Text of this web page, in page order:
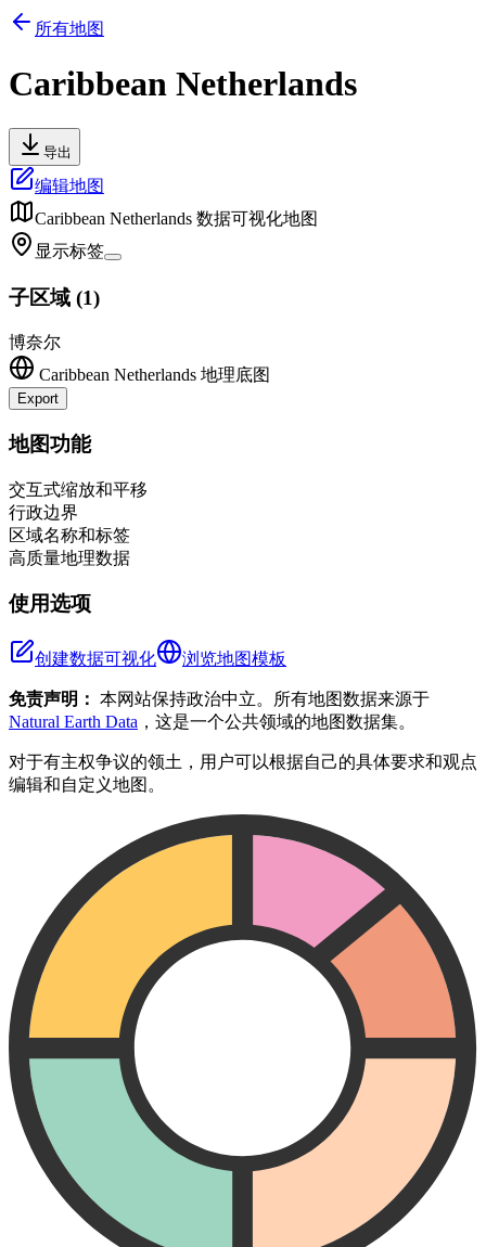
所有地图
Caribbean Netherlands
导出
编辑地图
Caribbean Netherlands 数据可视化地图
显示标签
子区域 (1)
博奈尔
Caribbean Netherlands 地理底图
Export
+
地图功能
交互式缩放和平移
行政边界
区域名称和标签
高质量地理数据
使用选项
创建数据可视化 浏览地图模板
免责声明： 本网站保持政治中立。所有地图数据来源于
Natural Earth Data ，这是一个公共领域的地图数据集。
对于有主权争议的领土，用户可以根据自己的具体要求和观点
编辑和自定义地图。